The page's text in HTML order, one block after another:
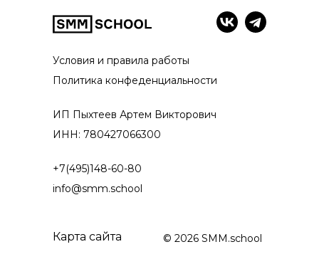
Условия и правила работы
ИП Пыхтеев Артем Викторович
+7(495)148-60-80
info@smm.school
© 2026 SMM.school
ИНН: 780427066300
Политика конфеденциальности
Карта сайта